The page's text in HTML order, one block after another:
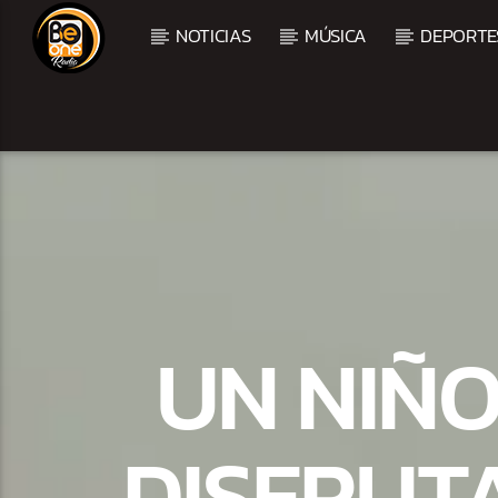
NOTICIAS MÚSICA
UN